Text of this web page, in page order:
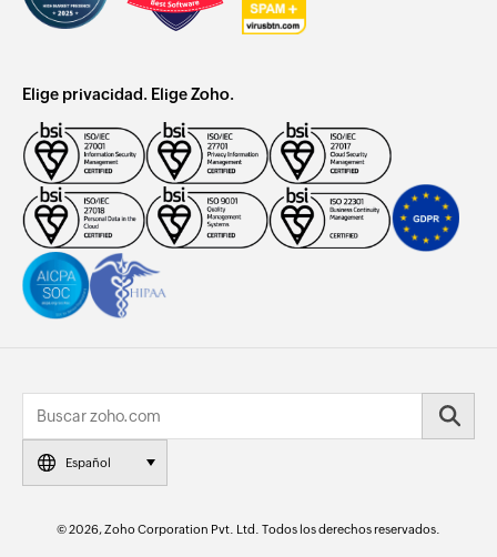
Elige privacidad. Elige Zoho.
Español
© 2026, Zoho Corporation Pvt. Ltd. Todos los derechos reservados.